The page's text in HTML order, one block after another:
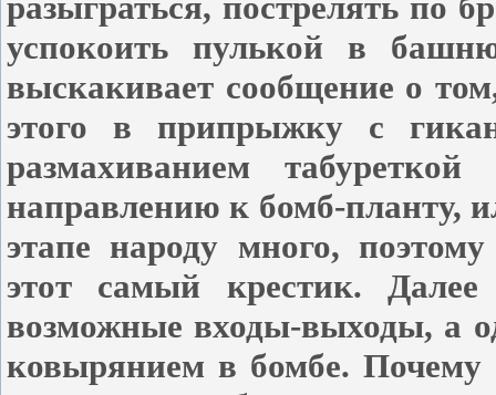
успокоить пулькой в
выскакивает сообщение о
этого в припрыжку с
размахиванием
направлению к бомб-планту,
этапе народу много,
этот самый крестик.
возможные входы-выходы, а
ковырянием в бомбе.